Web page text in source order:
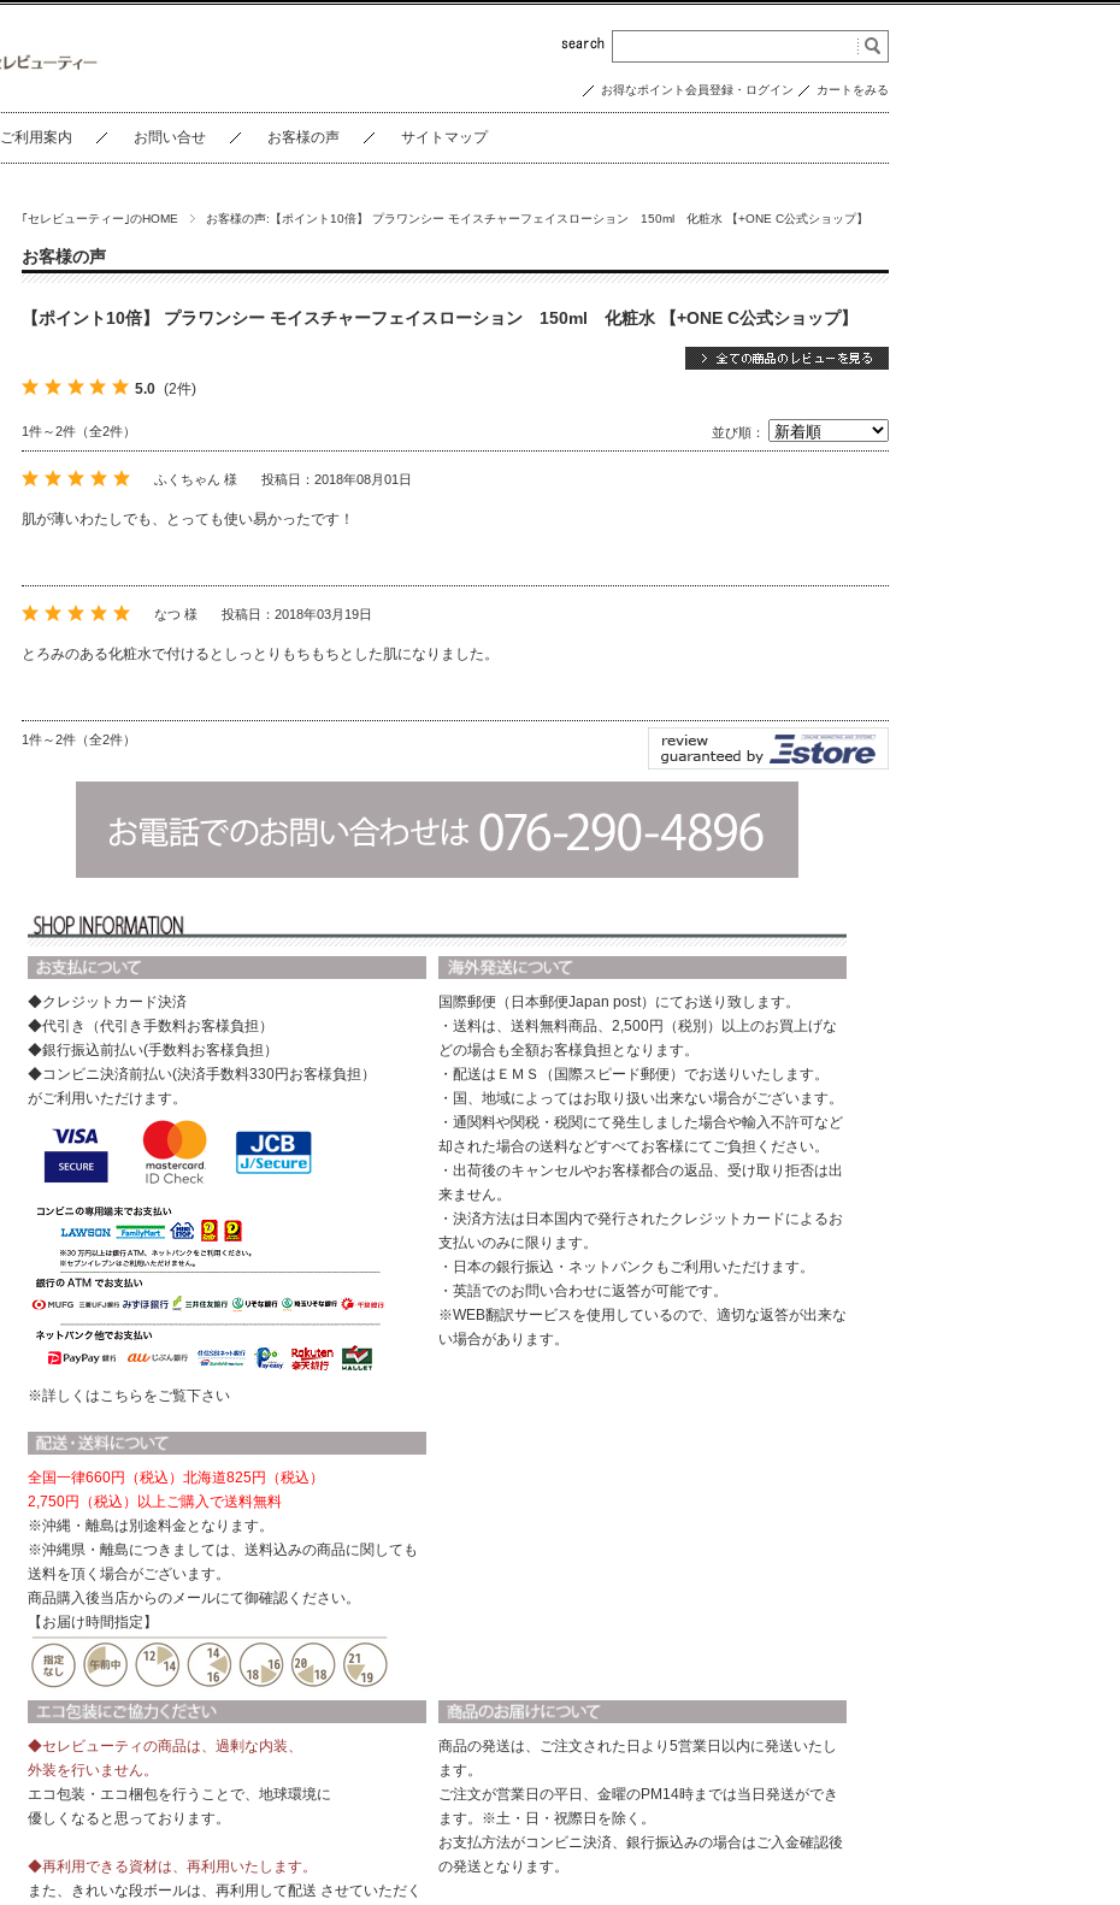
お得なポイント会員登録・ログイン カートをみる
ご利用案内 お問い合せ お客様の声 サイトマップ
｢セレビューティー｣のHOME お客様の声:【ポイント10倍】 プラワンシー モイスチャーフェイスローション 150ml 化粧水 【+ONE C公式ショップ】
お客様の声
【ポイント10倍】 プラワンシー モイスチャーフェイスローション 150ml 化粧水 【+ONE C公式ショップ】
5.0 (2件)
1件～2件（全2件） 並び順：
ふくちゃん 様 投稿日：2018年08月01日
肌が薄いわたしでも、とっても使い易かったです！
なつ 様 投稿日：2018年03月19日
とろみのある化粧水で付けるとしっとりもちもちとした肌になりました。
1件～2件（全2件）
◆クレジットカード決済
◆代引き（代引き手数料お客様負担）
◆銀行振込前払い(手数料お客様負担）
◆コンビニ決済前払い(決済手数料330円お客様負担）
がご利用いただけます。
国際郵便（日本郵便Japan post）にてお送り致します。
・送料は、送料無料商品、2,500円（税別）以上のお買上げな
どの場合も全額お客様負担となります。
・配送はＥＭＳ（国際スピード郵便）でお送りいたします。
・国、地域によってはお取り扱い出来ない場合がございます。
・通関料や関税・税関にて発生しました場合や輸入不許可など
却された場合の送料などすべてお客様にてご負担ください。
・出荷後のキャンセルやお客様都合の返品、受け取り拒否は出
来ません。
・決済方法は日本国内で発行されたクレジットカードによるお
支払いのみに限ります。
・日本の銀行振込・ネットバンクもご利用いただけます。
・英語でのお問い合わせに返答が可能です。
※WEB翻訳サービスを使用しているので、適切な返答が出来な
い場合があります。
※詳しくはこちらをご覧下さい
全国一律660円（税込） 北海道825円（税込）
2,750円（税込）以上ご購入で送料無料
※沖縄・離島は別途料金となります。
※沖縄県・離島につきましては、送料込みの商品に関しても
送料を頂く場合がございます。
商品購入後当店からのメールにて御確認ください。
【お届け時間指定】
◆セレビューティの商品は、過剰な内装、
外装を行いません。
エコ包装・エコ梱包を行うことで、地球環境に
優しくなると思っております。
◆再利用できる資材は、再利用いたします。
また、きれいな段ボールは、再利用して配送 させていただく
商品の発送は、ご注文された日より5営業日以内に発送いたし
ます。
ご注文が営業日の平日、金曜のPM14時までは当日発送ができ
ます。※土・日・祝際日を除く。
お支払方法がコンビニ決済、銀行振込みの場合はご入金確認後
の発送となります。